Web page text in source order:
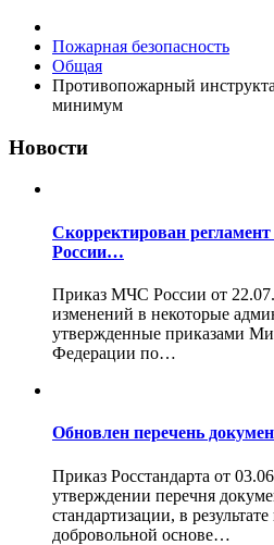
Пожарная безопасность
Общая
Противопожарный
минимум
Новости
Скорректирован
России…
Приказ МЧС России от
изменений в некоторые
утвержденные приказами
Федерации по…
Обновлен перечень
Приказ Росстандарта от
утверждении перечня
стандартизации, в
добровольной основе…